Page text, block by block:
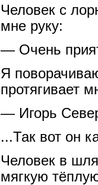
Человек с
мне руку:
— Очень
Я
протягивает
— Игорь
...Так вот он
Человек в
мягкую